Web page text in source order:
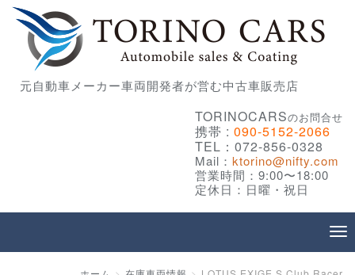
元自動車メーカー車両開発者が営む中古車販売店
TORINOCARSのお問合せ
携帯 : 090-5152-2066
TEL：072-856-0328
Mail： ktorino@nifty.com
営業時間：9:00〜18:00
定休日：日曜・祝日